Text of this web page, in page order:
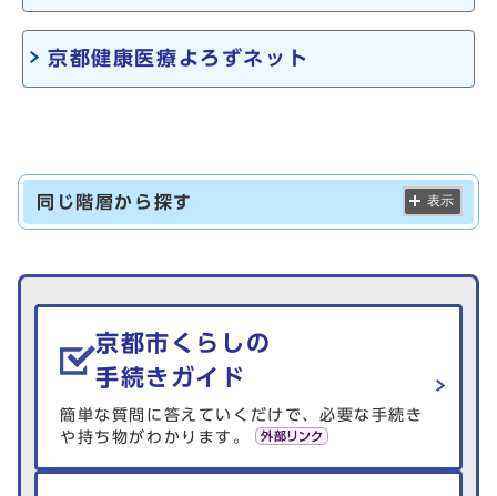
京都健康医療よろずネット
同じ階層から探す 表示
生活情報を探す
京都市くらしの
手続きガイド
簡単な質問に答えていくだけで、必要な手続き
や持ち物がわかります。